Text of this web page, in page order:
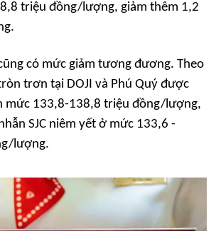
triệu đồng/lượng, giảm thêm 1,2
có mức giảm tương đương. Theo
trơn tại DOJI và Phú Quý được
mức 133,8-138,8 triệu đồng/lượng,
SJC niêm yết ở mức 133,6 -
lượng.